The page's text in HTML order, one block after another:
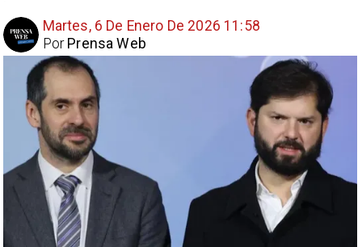
Martes, 6 De Enero De 2026 11:58
Prensa Web
Por